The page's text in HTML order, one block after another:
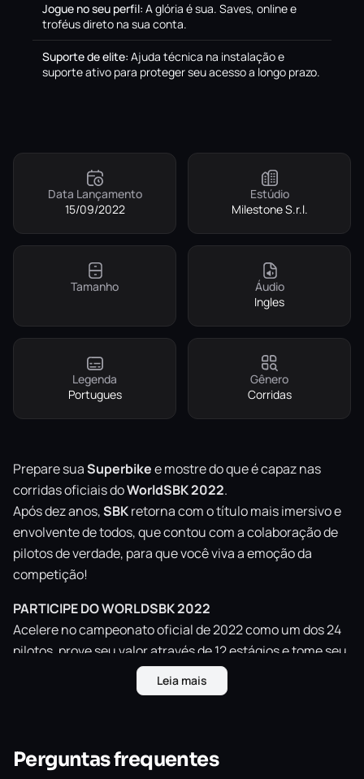
Jogue no seu perfil: A glória é sua. Saves, online e
troféus direto na sua conta.
Suporte de elite: Ajuda técnica na instalação e
suporte ativo para proteger seu acesso a longo prazo.
Data Lançamento
15/09/2022
Estúdio
Milestone S.r.l.
Tamanho
Áudio
Ingles
Legenda
Portugues
Gênero
Corridas
Prepare suaSuperbikee mostre do que é capaz nas
corridas oficiais doWorldSBK2022.
Após dez anos,SBKretorna com o título mais imersivo e
envolvente de todos, que contou com a colaboração de
pilotos de verdade, para que você viva a emoção da
competição!
PARTICIPE DO WORLDSBK 2022
Acelere no campeonato oficial de 2022 como um dos 24
pilotos, prove seu valor através de 12 estágios e tome seu
lugar no degrau mais alto do pódio.
final de semana? Entre de cabeça nos três dias de treino,
Tissot Superpoles e corridas para testar suas habilidades
Leia mais
Perguntas frequentes